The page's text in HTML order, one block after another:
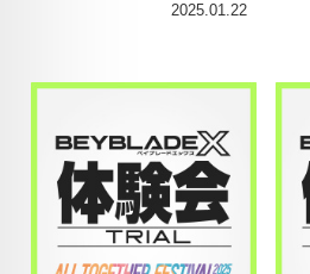
2025.01.22